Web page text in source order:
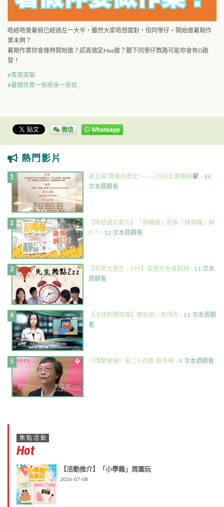
唔經唔覺暑假已經過左一大半，雖然大家唔想面對，但同學仔，開始做暑期作
業未啊？
暑期作業你會幾時開始做？認真做定Hea做？聽下同學仔教路可能你會有D啟
發！
#青莘突擊
#暑期作業一係唔係一係就__
微信 Whatsapp
熱門影片
第五屆”醒著的歷史”——三行詩比賽徵稿
- 24
次本週觀看
【降低語言能力】「靜雞雞」定係「靜靜雞」靜
D？ - 12 次本週觀看
【非常大學生｜EP7】狐狸先生幾點訓 - 11 次本
週觀看
【法律新聞報導】被偷拍・有得告 - 11 次本週觀
看
《情繫學聯》第二十四集 劉冬梅 - 9 次本週觀看
焦點活動
Hot
【活動推介】「小學雞」周圍玩
2026-07-08